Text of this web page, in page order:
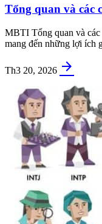
Tổng quan và các
MBTI Tổng quan và
mang đến những lợi ích
Th3 20, 2026 arrow_forward